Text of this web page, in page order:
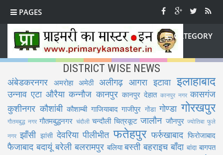
PAGES
CATEGORY
DISTRICT WISE NEWS
अंबेडकरनगर अमरोहा अमेठी अलीगढ़ आगरा इटावा इलाहाबाद
उन्नाव एटा औरैया कन्नौज कानपुर कानपुर देहात कानपुर नगर कासगंज
कुशीनगर कौशांबी कौशाम्बी गाजियाबाद गाजीपुर गोंडा गोण्डा गोरखपुर
गौतमबुद्ध नगर गौतमबुद्धनगर चंदौली चन्दौली चित्रकूट जालौन जौनपुर ज्योतिबा फुले
नगर झाँसी झांसी देवरिया पीलीभीत फतेहपुर फर्रुखाबाद फिरोजाबाद
फैजाबाद बदायूं बरेली बलरामपुर बलिया बस्ती बहराइच बाँदा बांदा बागपत